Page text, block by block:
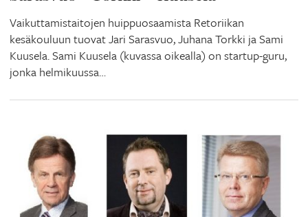
Vaikuttamistaitojen huippuosaamista Retoriikan
kesäkouluun tuovat Jari Sarasvuo, Juhana Torkki ja Sami
Kuusela. Sami Kuusela (kuvassa oikealla) on startup-guru,
jonka helmikuussa…